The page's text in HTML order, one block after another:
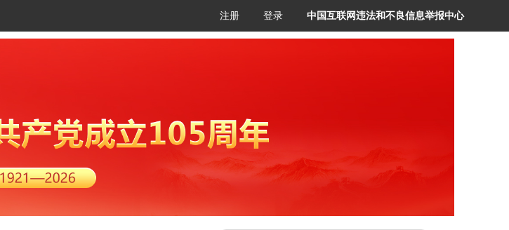
注册 登录 中国互联网违法和不良信息举报中心